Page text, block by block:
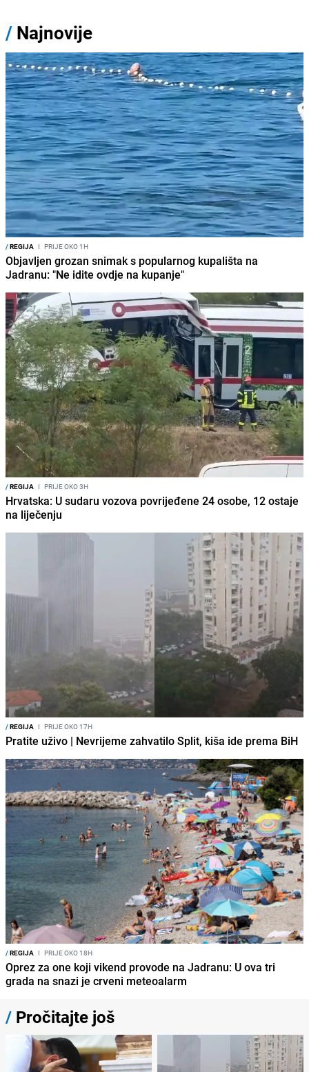
/ Najnovije
/REGIJA I PRIJE OKO 1H
Objavljen grozan snimak s popularnog kupališta na
Jadranu: "Ne idite ovdje na kupanje"
/REGIJA I PRIJE OKO 3H
Hrvatska: U sudaru vozova povrijeđene 24 osobe, 12 ostaje
na liječenju
/REGIJA I PRIJE OKO 17H
Pratite uživo | Nevrijeme zahvatilo Split, kiša ide prema BiH
/REGIJA I PRIJE OKO 18H
Oprez za one koji vikend provode na Jadranu: U ova tri
grada na snazi je crveni meteoalarm
/ Pročitajte još